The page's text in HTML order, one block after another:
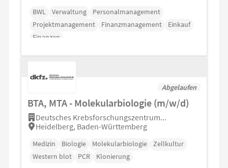
BWL Verwaltung
Personalmanagement
Projektmanagement
Finanzmanagement
Einkauf
Finanzen
Abgelaufen
BTA, MTA - Molekularbiologie (m/w/d)
Deutsches Krebsforschungszentrum...
Heidelberg, Baden-Württemberg
Medizin Biologie Molekularbiologie
Zellkultur
Western blot
PCR Klonierung